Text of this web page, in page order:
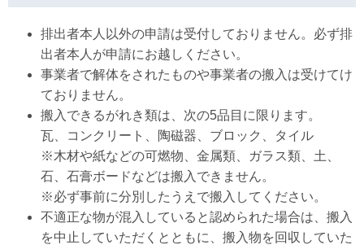
排出者本人以外の申請は受付しておりません。必ず排
出者本人が申請にお越しください。
事業者で解体をされたものや事業者の搬入は受けてけ
ておりません。
搬入できるがれき類は、次の5品目に限ります。
瓦、コンクリート、陶磁器、ブロック、タイル
※木材や紙などの可燃物、金属類、ガラス類、土、
石、石膏ボードなどは搬入できません。
※必ず事前に分別したうえで搬入してください。
不適正な物が混入していると認められた場合は、搬入
を中止していただくとともに、搬入物を回収していた